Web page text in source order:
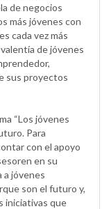
de negocios
más jóvenes con
cada vez más
de jóvenes
sus proyectos
“Los jóvenes
Para
con el apoyo
en su
a jóvenes
son el futuro y,
iniciativas que